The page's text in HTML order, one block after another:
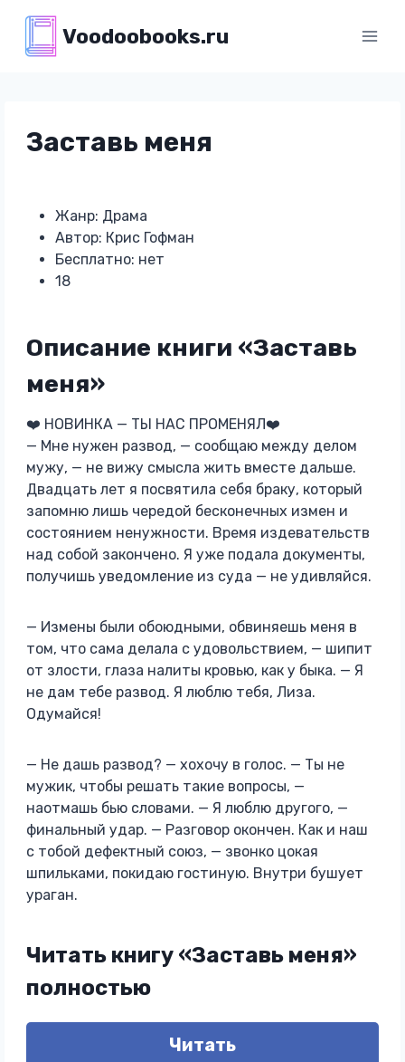
содержимому
Voodoobooks.ru
Заставь меня
Жанр: Драма
Автор: Крис Гофман
Бесплатно: нет
18
Описание книги «Заставь
меня»
❤️ НОВИНКА — ТЫ НАС ПРОМЕНЯЛ❤️
— Мне нужен развод, — сообщаю между делом
мужу, — не вижу смысла жить вместе дальше.
Двадцать лет я посвятила себя браку, который
запомню лишь чередой бесконечных измен и
состоянием ненужности. Время издевательств
над собой закончено. Я уже подала документы,
получишь уведомление из суда — не удивляйся.
— Измены были обоюдными, обвиняешь меня в
том, что сама делала с удовольствием, — шипит
от злости, глаза налиты кровью, как у быка. — Я
не дам тебе развод. Я люблю тебя, Лиза.
Одумайся!
— Не дашь развод? — хохочу в голос. — Ты не
мужик, чтобы решать такие вопросы, —
наотмашь бью словами. — Я люблю другого, —
финальный удар. — Разговор окончен. Как и наш
с тобой дефектный союз, — звонко цокая
шпильками, покидаю гостиную. Внутри бушует
ураган.
Читать книгу «Заставь меня»
полностью
Читать